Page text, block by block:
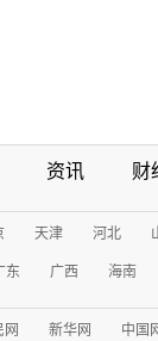
资讯 财
天津 河北
东 广西 海南
网 新华网 中国